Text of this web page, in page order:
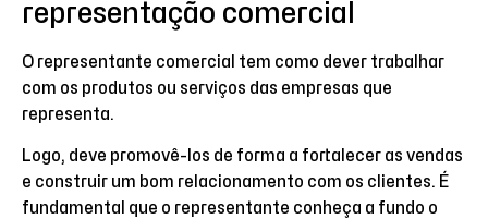
representação comercial
O representante comercial tem como dever trabalhar
com os produtos ou serviços das empresas que
representa.
Logo, deve promovê-los de forma a fortalecer as vendas
e construir um bom relacionamento com os clientes. É
fundamental que o representante conheça a fundo o